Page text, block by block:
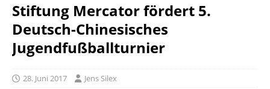
Stiftung Mercator fördert 5.
Deutsch-Chinesisches
Jugendfußballturnier
28. Juni 2017 Jens Silex